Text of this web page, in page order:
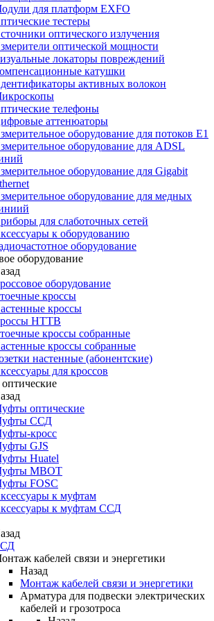
для платформ EXFO
тестеры
оптического излучения
оптической мощности
локаторы повреждений
катушки
активных волокон
телефоны
аттенюаторы
оборудование для потоков Е1
оборудование для ADSL
оборудование для Gigabit
оборудование для медных
для слаботочных сетей
к оборудованию
оборудование
оборудование
оборудование
кроссы
кроссы
HTTB
кроссы собранные
кроссы собранные
настенные (абонентские)
для кроссов
оптические
ССД
кросс
GJS
Huatel
МВОТ
FOSC
к муфтам
к муфтам ССД
кабелей связи и энергетики
Назад
Монтаж кабелей связи и энергетики
Арматура для подвески электрических
кабелей и грозотроса